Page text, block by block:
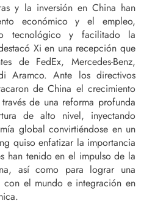
y la inversión en China han
económico y el empleo,
tecnológico y facilitado la
Xi en una recepción que
de FedEx, Mercedes-Benz,
Aramco. Ante los directivos
de China el crecimiento
de una reforma profunda
de alto nivel, inyectando
global convirtiéndose en un
quiso enfatizar la importancia
han tenido en el impulso de la
así como para lograr una
con el mundo e integración en